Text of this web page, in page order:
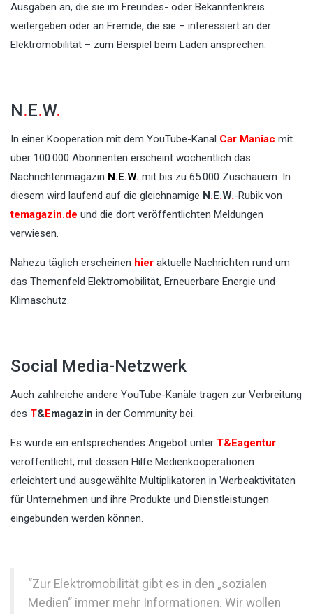
Ausgaben an, die sie im Freundes- oder Bekanntenkreis
weitergeben oder an Fremde, die sie – interessiert an der
Elektromobilität – zum Beispiel beim Laden ansprechen.
N.E.W.
In einer Kooperation mit dem YouTube-Kanal Car Maniac mit
über 100.000 Abonnenten erscheint wöchentlich das
Nachrichtenmagazin N . E.W. mit bis zu 65.000 Zuschauern. In
diesem wird laufend auf die gleichnamige N . E.W.-Rubik von
temagazin.de und die dort veröffentlichten Meldungen
verwiesen.
Nahezu täglich erscheinen hier aktuelle Nachrichten rund um
das Themenfeld Elektromobilität, Erneuerbare Energie und
Klimaschutz.
Social Media-Netzwerk
Auch zahlreiche andere YouTube-Kanäle tragen zur Verbreitung
des T&Emagazin in der Community bei.
Es wurde ein entsprechendes Angebot unter T&Eagentur
veröffentlicht, mit dessen Hilfe Medienkooperationen
erleichtert und ausgewählte Multiplikatoren in Werbeaktivitäten
für Unternehmen und ihre Produkte und Dienstleistungen
eingebunden werden können.
“Zur Elektromobilität gibt es in den „sozialen
Medien“ immer mehr Informationen. Wir wollen